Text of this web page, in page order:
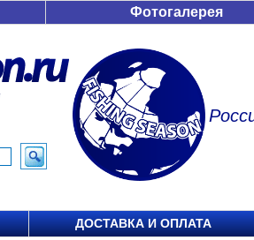
Фотогалерея
ДОСТАВКА И ОПЛАТА